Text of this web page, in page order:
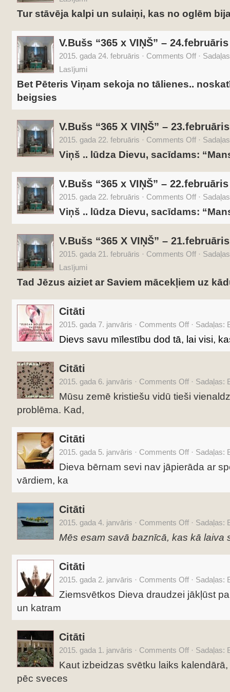
Tur stāvēja kalpi un sulaiņi, kas no oglēm
V.Bušs “365 x VIŅŠ” – 24.februāris
2015. gada 24. februāris · Comments Off ·
Lasījumi
Bet Pēteris Viņam sekoja no tālienes..
beigsies
V.Bušs “365 X VIŅŠ” – 23.februāris
2015. gada 22. februāris · Comments Off ·
Viņš .. lūdza Dievu, sacīdams:
V.Bušs “365 x VIŅŠ” – 22.februāris
2015. gada 22. februāris · Comments Off ·
Viņš .. lūdza Dievu, sacīdams:
V.Bušs “365 X VIŅŠ” – 21.februāris
2015. gada 21. februāris · Comments Off ·
Lasījumi
Tad Jēzus aiziet ar Saviem mācekļiem uz
Citāti
2015. gada 7. janvāris · Comments Off · Sadaļas:
Dievs savu mīlestību dod tā, lai visi,
Citāti
2015. gada 6. janvāris · Comments Off · Sadaļas:
Mūsu zemē kristiešu vidū tieši
problēma. Kad,
Citāti
2015. gada 5. janvāris · Comments Off · Sadaļas:
Dieva bērnam sevi nav jāpierāda ar
vārdiem, ka
Citāti
2015. gada 4. janvāris · Comments Off · Sadaļas:
Mēs esam savā baznīcā, kas kā laiva
Citāti
2015. gada 2. janvāris · Comments Off · Sadaļas:
Ziemsvētkos Dieva draudzei jākļūst
un katram
Citāti
2015. gada 1. janvāris · Comments Off · Sadaļas:
Kaut izbeidzas svētku laiks
pēc sveces